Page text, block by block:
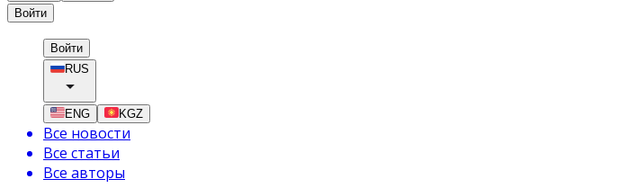
Войти
Войти
RUS
ENG KGZ
Все новости
Все статьи
Все авторы